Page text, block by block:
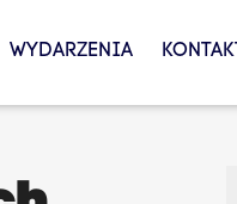
WYDARZENIA KONTAKT